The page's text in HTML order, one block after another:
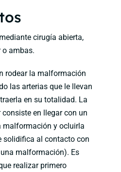
cirugía abierta,
o ambas.
rodear la malformación
las arterias que le llevan
en su totalidad. La
en llegar con un
malformación y ocluirla
solidifica al contacto con
malformación). Es
realizar primero